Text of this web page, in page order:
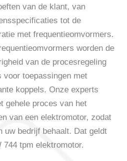
van de klant, van
tot de
met frequentieomvormers.
worden de
van de procesregeling
voor toepassingen met
koppels. Onze experts
gehele proces van het
van een elektromotor, zodat
uw bedrijf behaalt. Dat geldt
tpm elektromotor.